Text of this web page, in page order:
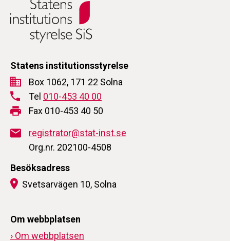
Statens institutionsstyrelse
Box 1062, 171 22 Solna
Tel 010-453 40 00
Fax 010-453 40 50
registrator@stat-inst.se
Org.nr. 202100-4508
Besöksadress
Svetsarvägen 10, Solna
Om webbplatsen
› Om webbplatsen